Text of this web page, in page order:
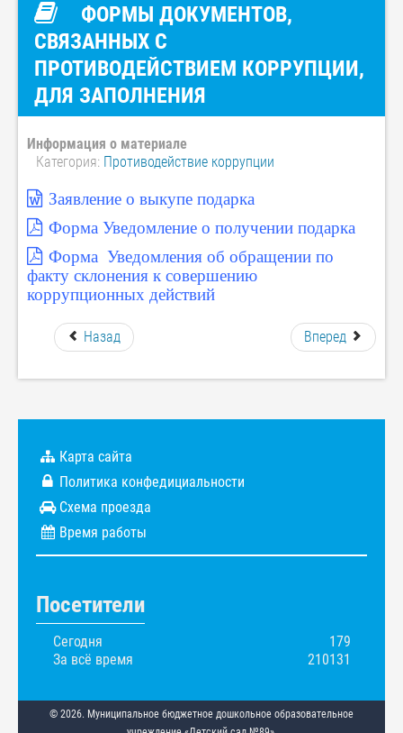
ФОРМЫ ДОКУМЕНТОВ,
СВЯЗАННЫХ С
ПРОТИВОДЕЙСТВИЕМ КОРРУПЦИИ,
ДЛЯ ЗАПОЛНЕНИЯ
Информация о материале
Категория: Противодействие коррупции
Заявление о выкупе подарка
Форма Уведомление о получении подарка
Форма Уведомления об обращении по
факту склонения к совершению
коррупционных действий
Назад Вперед
Карта сайта
Политика конфедициальности
Схема проезда
Время работы
Посетители
Сегодня
179
За всё время
210131
© 2026. Муниципальное бюджетное дошкольное образовательное